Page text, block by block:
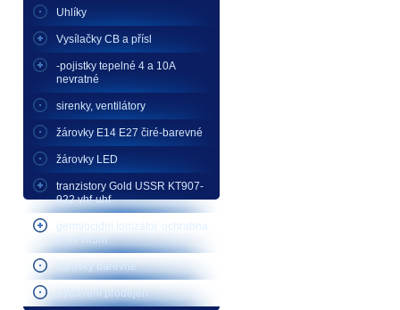
Uhlíky
Vysílačky CB a přísl
-pojistky tepelné 4 a 10A
nevratné
sirenky, ventilátory
žárovky E14 E27 čiré-barevné
žárovky LED
tranzistory Gold USSR KT907-
922 vhf-uhf
germiocidní ionizátor-ochrabna
proti virům
žárovky barevné
Vybavení prodejen